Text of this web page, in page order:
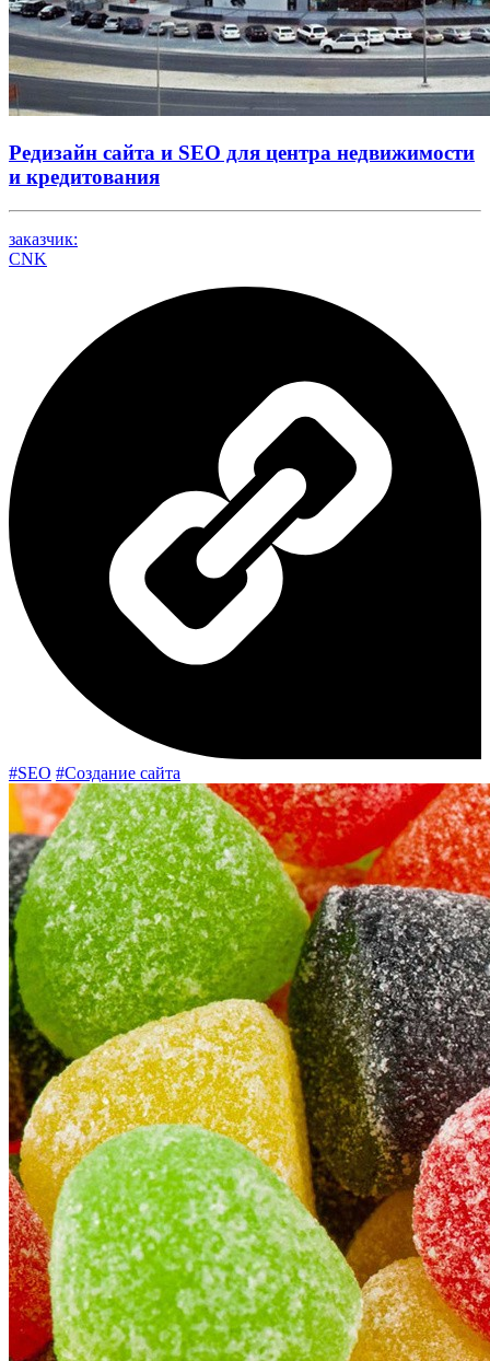
Редизайн сайта и SEO для центра недвижимости
и кредитования
заказчик:
CNK
#SEO #Создание сайта